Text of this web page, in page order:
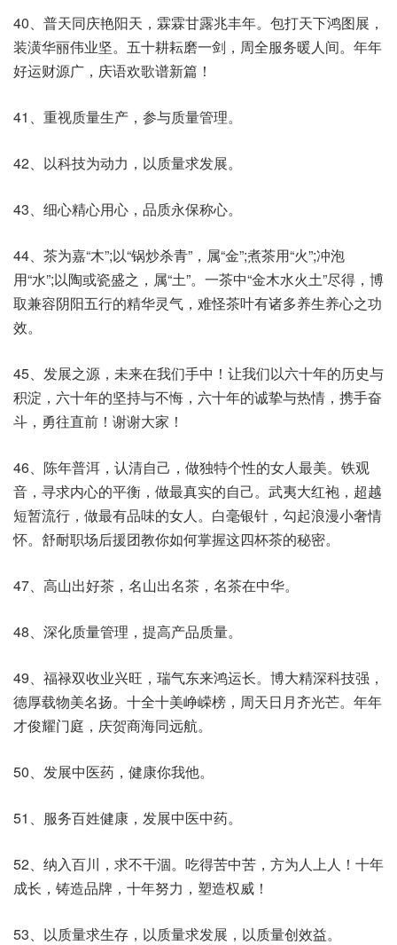
40、普天同庆艳阳天，霖霖甘露兆丰年。包打天下鸿图展，
装潢华丽伟业坚。五十耕耘磨一剑，周全服务暖人间。年年
好运财源广，庆语欢歌谱新篇！
41、重视质量生产，参与质量管理。
42、以科技为动力，以质量求发展。
43、细心精心用心，品质永保称心。
44、茶为嘉“木”;以“锅炒杀青”，属“金”;煮茶用“火”;冲泡
用“水”;以陶或瓷盛之，属“土”。一茶中“金木水火土”尽得，博
取兼容阴阳五行的精华灵气，难怪茶叶有诸多养生养心之功
效。
45、发展之源，未来在我们手中！让我们以六十年的历史与
积淀，六十年的坚持与不悔，六十年的诚挚与热情，携手奋
斗，勇往直前！谢谢大家！
46、陈年普洱，认清自己，做独特个性的女人最美。铁观
音，寻求内心的平衡，做最真实的自己。武夷大红袍，超越
短暂流行，做最有品味的女人。白毫银针，勾起浪漫小奢情
怀。舒耐职场后援团教你如何掌握这四杯茶的秘密。
47、高山出好茶，名山出名茶，名茶在中华。
48、深化质量管理，提高产品质量。
49、福禄双收业兴旺，瑞气东来鸿运长。博大精深科技强，
德厚载物美名扬。十全十美峥嵘榜，周天日月齐光芒。年年
才俊耀门庭，庆贺商海同远航。
50、发展中医药，健康你我他。
51、服务百姓健康，发展中医中药。
52、纳入百川，求不干涸。吃得苦中苦，方为人上人！十年
成长，铸造品牌，十年努力，塑造权威！
53、以质量求生存，以质量求发展，以质量创效益。